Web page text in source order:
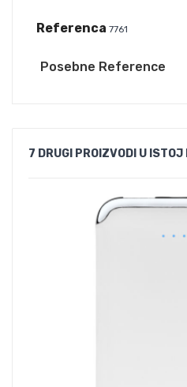
Referenca 7761
Posebne Reference
7 DRUGI PROIZVODI U ISTOJ